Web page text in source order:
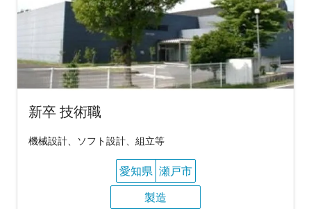
新卒 技術職
機械設計、ソフト設計、組立等
愛知県 瀬戸市
製造